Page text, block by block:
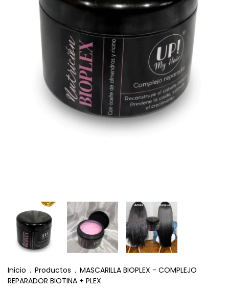
Inicio . Productos . MASCARILLA BIOPLEX - COMPLEJO
REPARADOR BIOTINA + PLEX